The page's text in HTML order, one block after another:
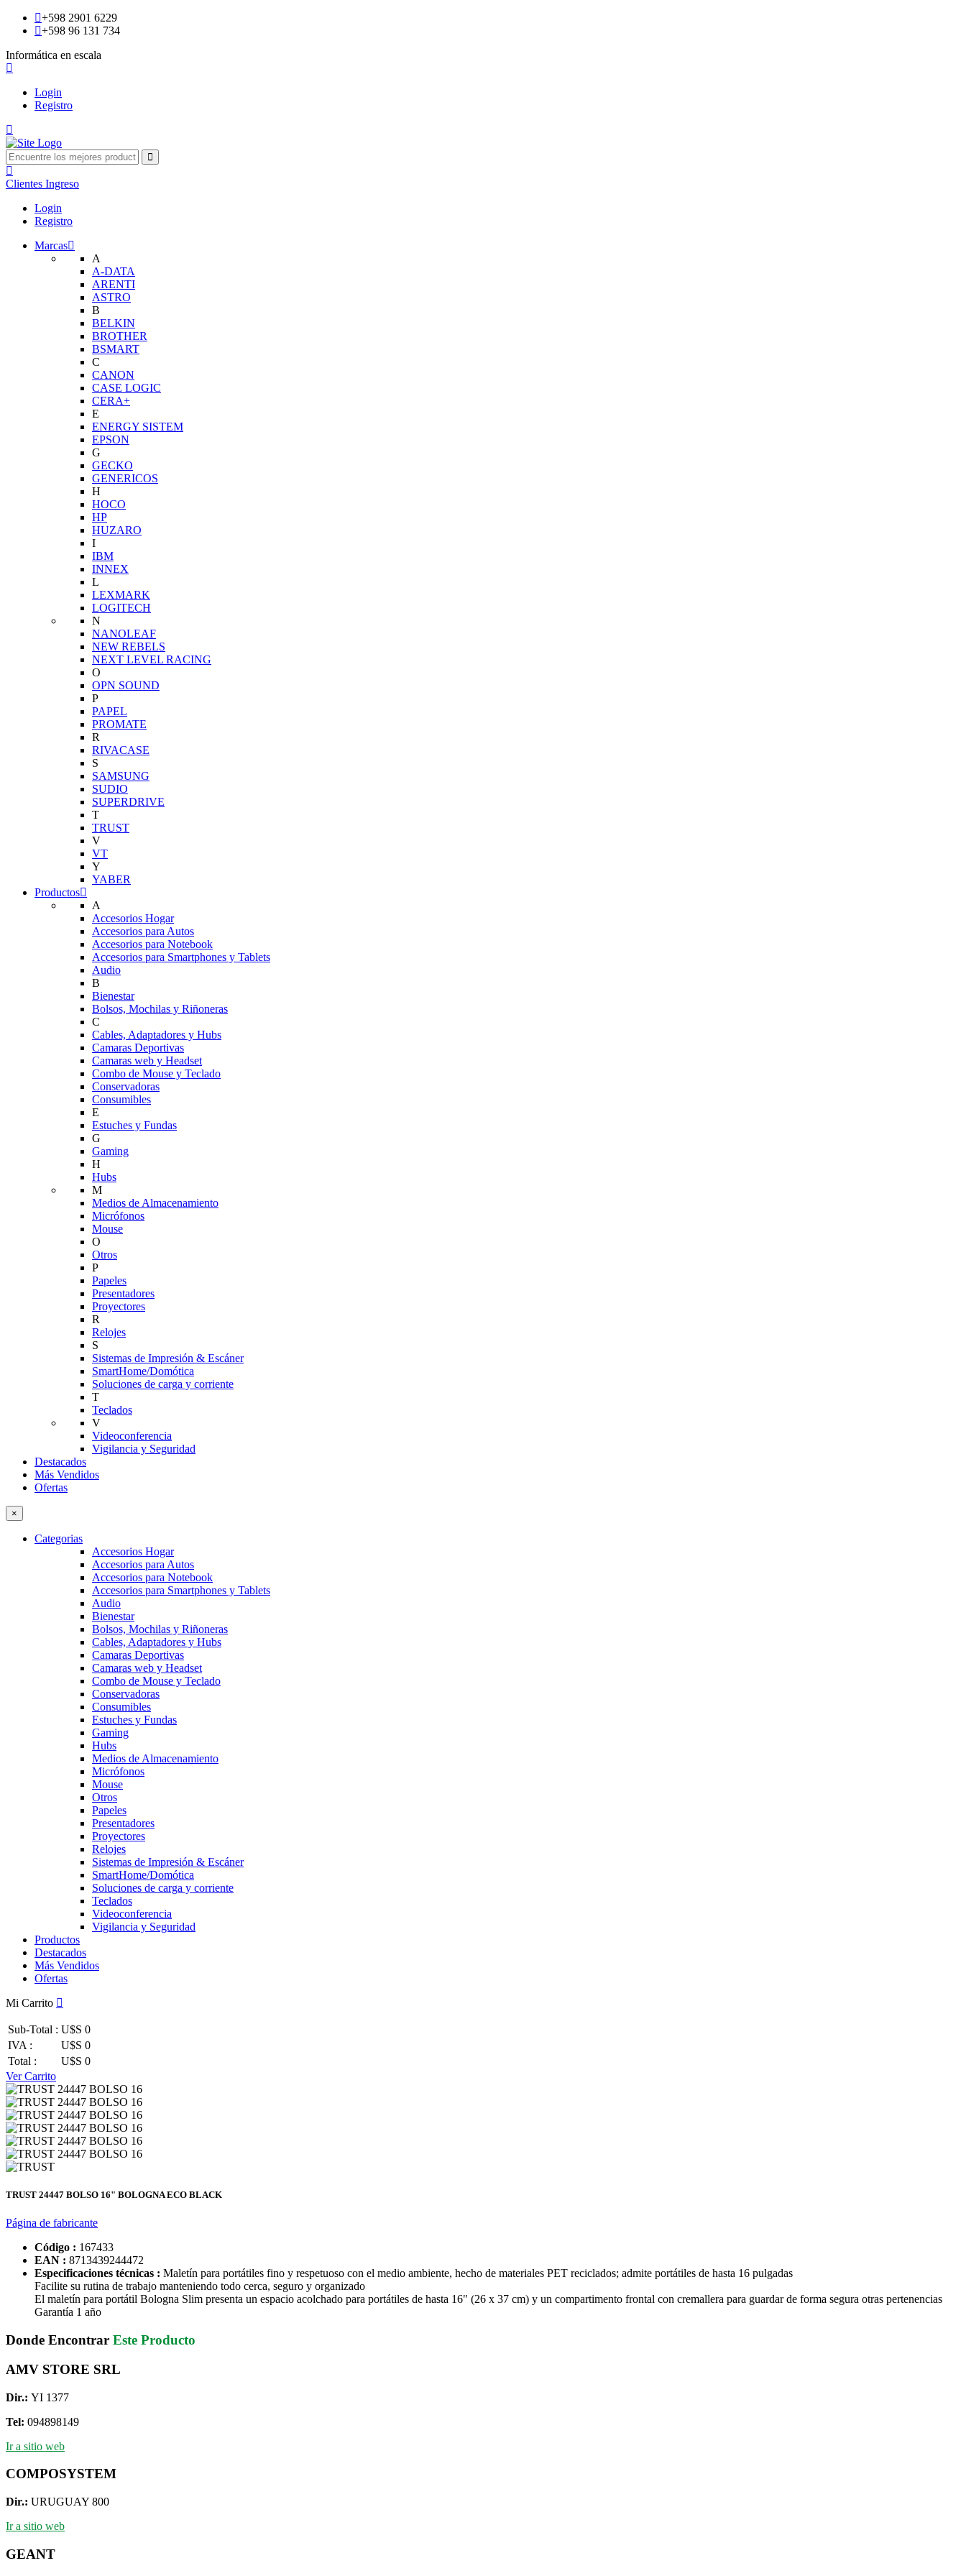
+598 2901 6229
+598 96 131 734
Informática en escala
Login
Registro
Clientes Ingreso
Login
Registro
Marcas
A
A-DATA
ARENTI
ASTRO
B
BELKIN
BROTHER
BSMART
C
CANON
CASE LOGIC
CERA+
E
ENERGY SISTEM
EPSON
G
GECKO
GENERICOS
H
HOCO
HP
HUZARO
I
IBM
INNEX
L
LEXMARK
LOGITECH
N
NANOLEAF
NEW REBELS
NEXT LEVEL RACING
O
OPN SOUND
P
PAPEL
PROMATE
R
RIVACASE
S
SAMSUNG
SUDIO
SUPERDRIVE
T
TRUST
V
VT
Y
YABER
Productos
A
Accesorios Hogar
Accesorios para Autos
Accesorios para Notebook
Accesorios para Smartphones y Tablets
Audio
B
Bienestar
Bolsos, Mochilas y Riñoneras
C
Cables, Adaptadores y Hubs
Camaras Deportivas
Camaras web y Headset
Combo de Mouse y Teclado
Conservadoras
Consumibles
E
Estuches y Fundas
G
Gaming
H
Hubs
M
Medios de Almacenamiento
Micrófonos
Mouse
O
Otros
P
Papeles
Presentadores
Proyectores
R
Relojes
S
Sistemas de Impresión & Escáner
SmartHome/Domótica
Soluciones de carga y corriente
T
Teclados
V
Videoconferencia
Vigilancia y Seguridad
Destacados
Más Vendidos
Ofertas
×
Categorias
Accesorios Hogar
Accesorios para Autos
Accesorios para Notebook
Accesorios para Smartphones y Tablets
Audio
Bienestar
Bolsos, Mochilas y Riñoneras
Cables, Adaptadores y Hubs
Camaras Deportivas
Camaras web y Headset
Combo de Mouse y Teclado
Conservadoras
Consumibles
Estuches y Fundas
Gaming
Hubs
Medios de Almacenamiento
Micrófonos
Mouse
Otros
Papeles
Presentadores
Proyectores
Relojes
Sistemas de Impresión & Escáner
SmartHome/Domótica
Soluciones de carga y corriente
Teclados
Videoconferencia
Vigilancia y Seguridad
Productos
Destacados
Más Vendidos
Ofertas
Mi Carrito
Sub-Total : U$S 0
IVA :
U$S 0
Total :
U$S 0
Ver Carrito
TRUST 24447 BOLSO 16" BOLOGNA ECO BLACK
Página de fabricante
Código : 167433
EAN : 8713439244472
Especificaciones técnicas : Maletín para portátiles fino y respetuoso con el medio ambiente, hecho de materiales PET reciclados; admite portátiles de hasta 16 pulgadas
Facilite su rutina de trabajo manteniendo todo cerca, seguro y organizado
El maletín para portátil Bologna Slim presenta un espacio acolchado para portátiles de hasta 16" (26 x 37 cm) y un compartimento frontal con cremallera para guardar de forma segura otras pertenencias
Garantía 1 año
Donde Encontrar Este Producto
AMV STORE SRL
Dir.: YI 1377
Tel: 094898149
Ir a sitio web
COMPOSYSTEM
Dir.: URUGUAY 800
Ir a sitio web
GEANT